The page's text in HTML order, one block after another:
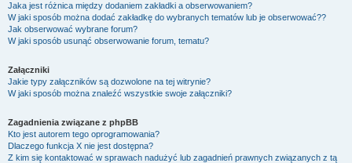
Jaka jest różnica między dodaniem zakładki a obserwowaniem?
W jaki sposób można dodać zakładkę do wybranych tematów lub je obserwować??
Jak obserwować wybrane forum?
W jaki sposób usunąć obserwowanie forum, tematu?
Załączniki
Jakie typy załączników są dozwolone na tej witrynie?
W jaki sposób można znaleźć wszystkie swoje załączniki?
Zagadnienia związane z phpBB
Kto jest autorem tego oprogramowania?
Dlaczego funkcja X nie jest dostępna?
Z kim się kontaktować w sprawach nadużyć lub zagadnień prawnych związanych z tą